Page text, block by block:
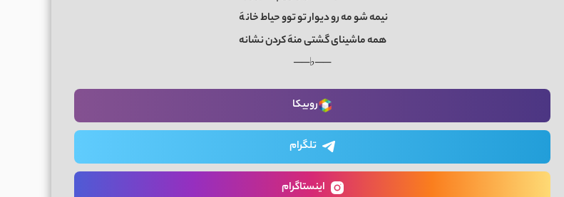
نیمه شو مه رو دیوار تو توو حیاط خانهَ
همه ماشینای گشتی منهَ کردن نشانه
──♭──
روبیکا
تلگرام
اینستاگرام